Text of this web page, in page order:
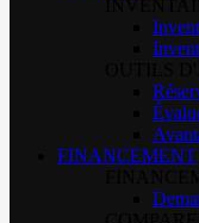
FINANCEMENT